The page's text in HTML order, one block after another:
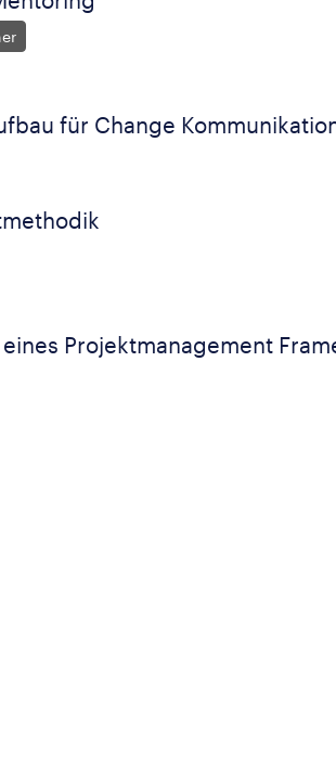
für Change
Projektmanagement